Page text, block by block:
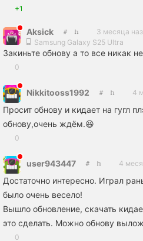
+1
Aksick
3 месяца
Samsung Galaxy S25 Ultra
Закиньте обнову а то все никак
0
Nikkitooss1992 4
Просит обнову и кидает на гугл
обнову,очень ждём.😆
0
user943447 4
Достаточно интересно. Играл
было очень весело!
Вышло обновление, скачать
это сделать. Можно обнову
0